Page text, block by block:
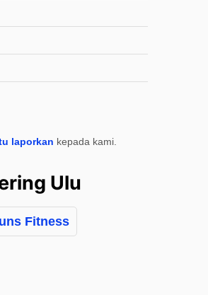
laporkan kepada kami.
Ulu
Fitness